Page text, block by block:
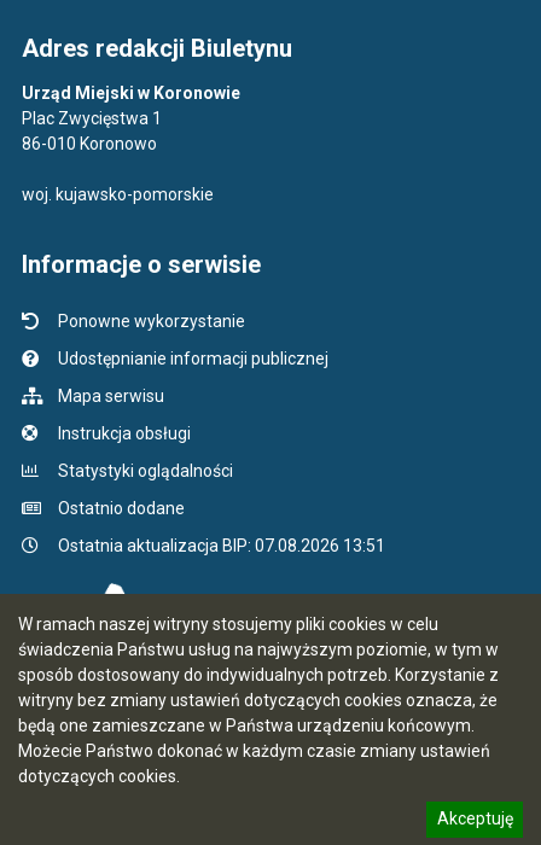
W ramach naszej witryny stosujemy pliki cookies w celu
świadczenia Państwu usług na najwyższym poziomie, w tym w
sposób dostosowany do indywidualnych potrzeb. Korzystanie z
witryny bez zmiany ustawień dotyczących cookies oznacza, że
będą one zamieszczane w Państwa urządzeniu końcowym.
Możecie Państwo dokonać w każdym czasie zmiany ustawień
dotyczących cookies.
Akceptuję
Adres redakcji Biuletynu
Urząd Miejski w Koronowie
Plac Zwycięstwa 1
86-010 Koronowo
woj. kujawsko-pomorskie
Informacje o serwisie
Ponowne wykorzystanie
Udostępnianie informacji publicznej
Mapa serwisu
Instrukcja obsługi
Statystyki oglądalności
Ostatnio dodane
Ostatnia aktualizacja BIP: 07.08.2026 13:51
CMS i hosting: Logonet Sp. z o.o. w Bydgoszczy